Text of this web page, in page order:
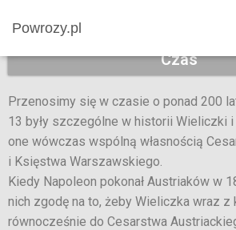
Powrozy.pl
Czas
Przenosimy się w czasie o ponad 200
13 były szczególne w historii Wieliczki i
one wówczas wspólną własnością
i Księstwa Warszawskiego.
Kiedy Napoleon pokonał Austriaków w
nich zgodę na to, żeby Wieliczka wraz z
równocześnie do Cesarstwa